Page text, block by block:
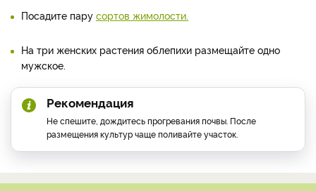
Посадите пару сортов жимолости.
На три женских растения облепихи размещайте одно
мужское.
Рекомендация
Не спешите, дождитесь прогревания почвы. После
размещения культур чаще поливайте участок.